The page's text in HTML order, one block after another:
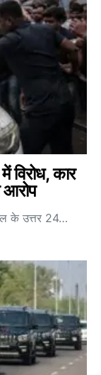
विरोध, कार
के उत्तर 24…